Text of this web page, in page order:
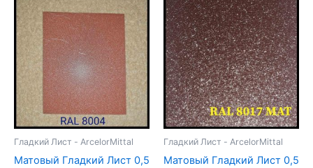
Гладкий Лист - ArcelorMittal
Mатовый Гладкий Лист 0,5
Гладкий Лист - ArcelorMittal
Mатовый Гладкий Лист 0,5